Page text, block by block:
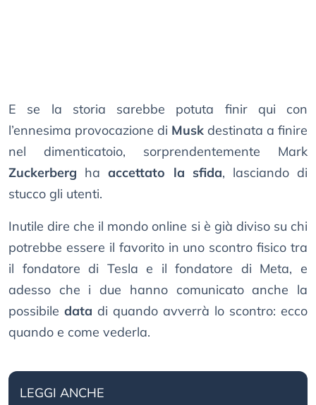
E se la storia sarebbe potuta finir qui con
l’ennesima provocazione di Musk destinata a finire
nel dimenticatoio, sorprendentemente Mark
Zuckerberg haaccettato la sfida, lasciando di
stucco gli utenti.
Inutile dire che il mondo online si è già diviso su chi
potrebbe essere il favorito in uno scontro fisico tra
il fondatore di Tesla e il fondatore di Meta, e
adesso che i due hanno comunicato anche la
possibile data di quando avverrà lo scontro: ecco
quando e come vederla.
LEGGI ANCHE